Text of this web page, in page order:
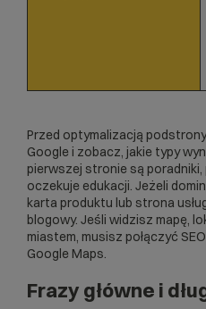
Przed optymalizacją
Google i zobacz, jakie typy
pierwszej stronie są
oczekuje edukacji. Jeżeli
karta produktu lub strona
blogowy. Jeśli widzisz mapę,
miastem, musisz połączyć
Google Maps.
Frazy główne i